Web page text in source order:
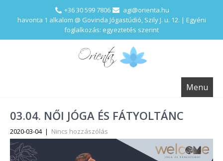
+36 30 599 7806
agi@orienta.hu
havonta 1 alkalom @ Govinda Jógastúdió, Szily J. u. 12. | Egyéni
foglalkozás: egyeztetés szerint
Menu
03.04. NŐI JÓGA ÉS FÁTYOLTÁNC
2020-03-04 | Nincs hozzászólás